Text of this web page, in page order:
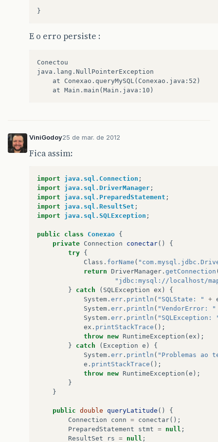
System.
}
return
latitude;
}
E o erro persiste :
Conectou
java.lang.NullPointerException
ViniGodoy25 de mar. de 2012
Fica assim:
import java.sql.Connection ;
import
java.sql.DriverManager ;
import
java.sql.PreparedStatement ;
import
java.sql.ResultSet ;
import
java.sql.SQLException ;
public class Conexao {
private Connection conectar()
{
try {
Class . forName (
return DriverManager . getConnection
"jdbc:mysql://localhost/
}
catch ( SQLException ex )
{
System . err . println ( "SQLState: " +
System . err . println ( "VendorError: "
System . err . println ( "SQLException:
ex . printStackTrace ();
throw new RuntimeException ( ex );
}
catch ( Exception e )
{
System . err . println ( "Problemas ao
e . printStackTrace ();
throw new RuntimeException ( e );
}
}
public double queryLatitude ()
{
Connection
conn = conectar();
PreparedStatement
stmt = null ;
ResultSet
rs = null ;